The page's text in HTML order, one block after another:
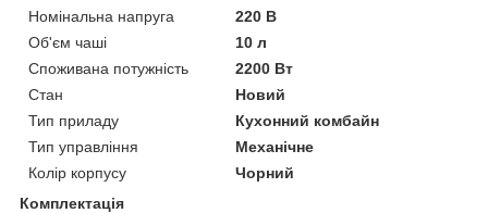
Номінальна напруга
220 В
Об'єм чаші
10 л
Споживана потужність
2200 Вт
Стан
Новий
Тип приладу
Кухонний комбайн
Тип управління
Механічне
Колір корпусу
Чорний
Комплектація